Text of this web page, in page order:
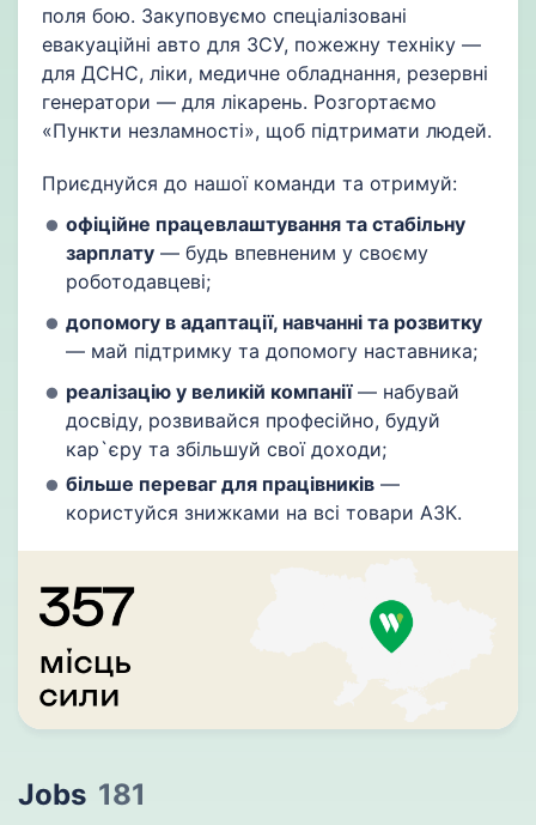
поля бою. Закуповуємо спеціалізовані
евакуаційні авто для ЗСУ, пожежну техніку —
для ДСНС, ліки, медичне обладнання, резервні
генератори — для лікарень. Розгортаємо
«Пункти незламності», щоб підтримати людей.
Приєднуйся до нашої команди та отримуй:
офіційне працевлаштування та стабільну
зарплату — будь впевненим у своєму
роботодавцеві;
допомогу в адаптації, навчанні та розвитку
— май підтримку та допомогу наставника;
реалізацію у великій компанії— набувай
досвіду, розвивайся професійно, будуй
кар`єру та збільшуй свої доходи;
більше переваг для працівників —
користуйся знижками на всі товари АЗК.
Jobs 181